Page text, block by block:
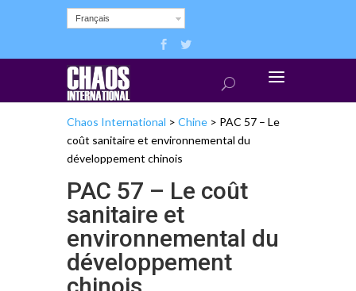
Français
Chaos International > Chine > PAC 57 – Le
coût sanitaire et environnemental du
développement chinois
PAC 57 – Le coût
sanitaire et
environnemental du
développement